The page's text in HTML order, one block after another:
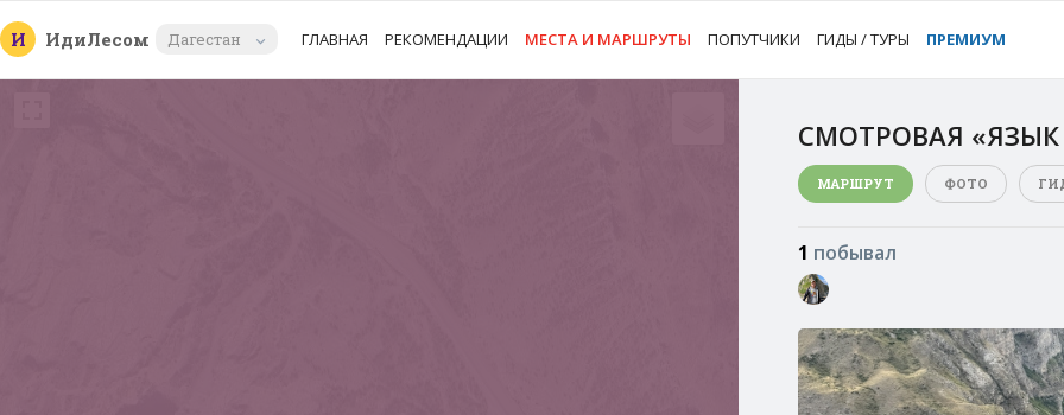
И ИдиЛесом Дагестан ГЛАВНАЯ РЕКОМЕНДАЦИИ МЕСТА И МАРШРУТЫ ПОПУТЧИКИ ГИДЫ / ТУРЫ ПРЕМИУМ
СМОТРОВАЯ
МАРШРУТ ФОТО
1 побывал